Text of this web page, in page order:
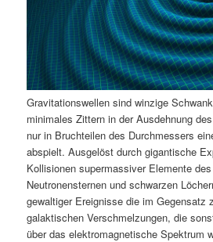
Gravitationswellen sind winzige
minimales Zittern in der Ausdehnung
nur in Bruchteilen des Durchmessers
abspielt. Ausgelöst durch gigantische
Kollisionen supermassiver Elemente
Neutronensternen und schwarzen
gewaltiger Ereignisse die im Gegensatz
galaktischen Verschmelzungen, die
über das elektromagnetische Spektrum